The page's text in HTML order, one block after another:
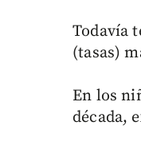
Todavía
(tasas)
En los
década,